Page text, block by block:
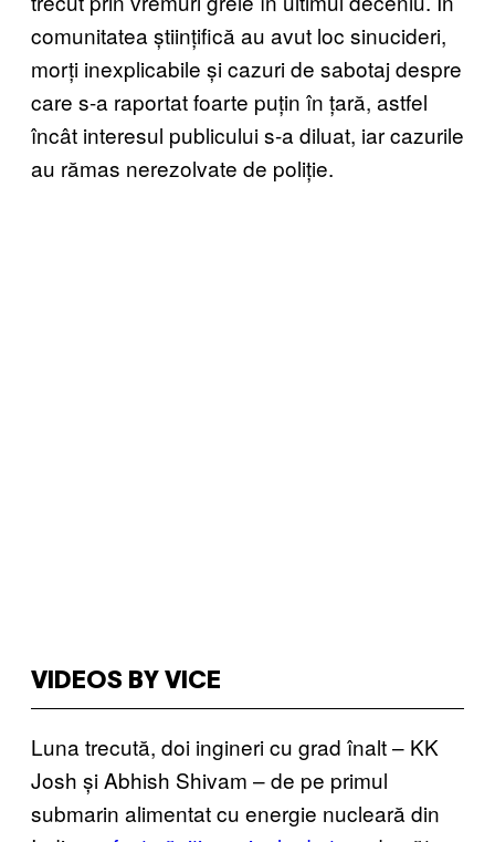
comunitatea științifică au avut loc sinucideri,
morți inexplicabile și cazuri de sabotaj despre
care s-a raportat foarte puțin în țară, astfel
încât interesul publicului s-a diluat, iar cazurile
au rămas nerezolvate de poliție.
VIDEOS BY VICE
Luna trecută, doi ingineri cu grad înalt – KK
Josh și Abhish Shivam – de pe primul
submarin alimentat cu energie nucleară din